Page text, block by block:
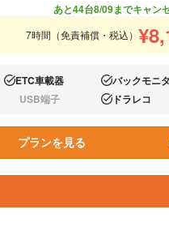
あと44台8/09までキャン
7時間（免責補償・税込） ¥
あり:ETC車載器 あり:バックモニ
なし:USB端子 あり:ドラレコ
プランを見る